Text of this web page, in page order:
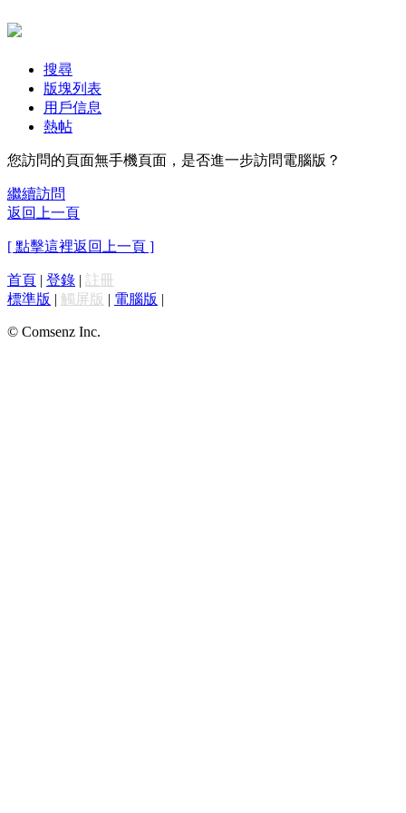
搜尋
版塊列表
用戶信息
熱帖
您訪問的頁面無手機頁面，是否進一步訪問電腦版？
繼續訪問
返回上一頁
[ 點擊這裡返回上一頁 ]
首頁 | 登錄 | 註冊
標準版 | 觸屏版 | 電腦版 |
© Comsenz Inc.